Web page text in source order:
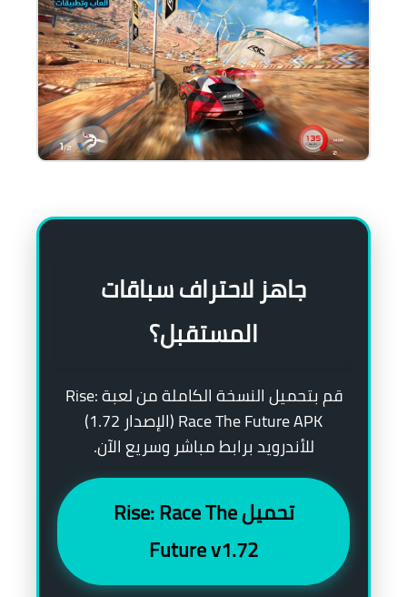
جاهز لاحتراف سباقات
المستقبل؟
قم بتحميل النسخة الكاملة من لعبة Rise:
Race The Future APK (الإصدار 1.72)
للأندرويد برابط مباشر وسريع الآن.
تحميل Rise: Race The
Future v1.72